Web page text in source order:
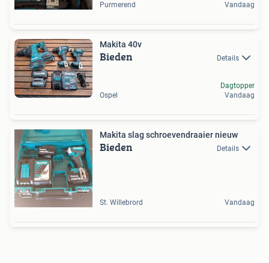
Purmerend
Vandaag
Makita 40v
Bieden Details
Ospel
Dagtopper
Vandaag
Makita slag schroevendraaier nieuw
Bieden Details
St. Willebrord Vandaag